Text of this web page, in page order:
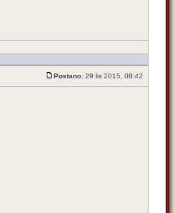
Postano: 29 lis 2015, 08:42